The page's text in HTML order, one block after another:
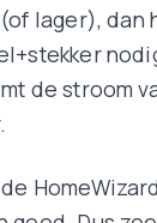
lager), dan
de stroom